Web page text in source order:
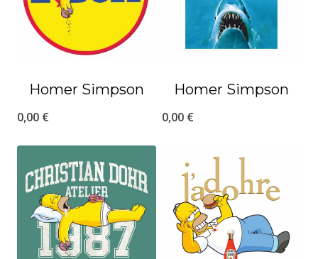
Homer Simpson
0,00 €
Homer Simpson
0,00 €